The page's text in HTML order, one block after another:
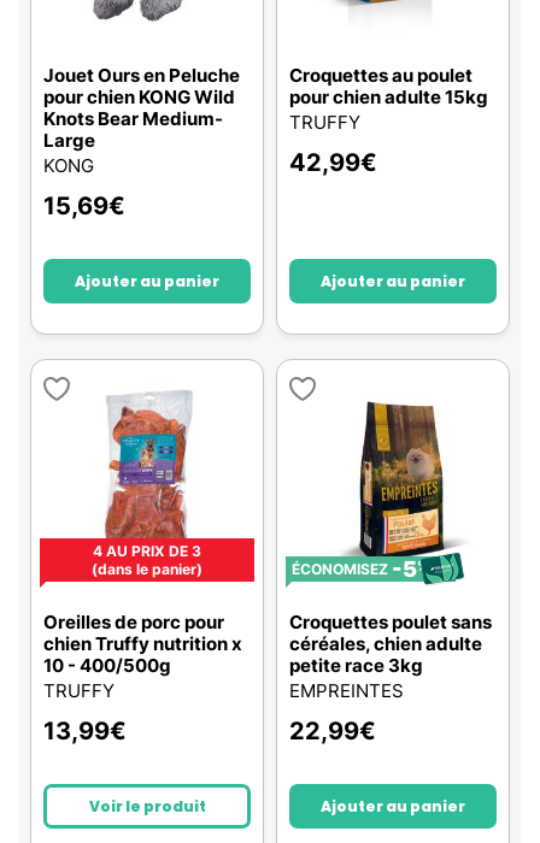
Jouet Ours en Peluche
pour chien KONG Wild
Knots Bear Medium-
Large
KONG
15,69€
Ajouter au panier
Croquettes au poulet
pour chien adulte 15kg
TRUFFY
42,99€
Ajouter au panier
4 AU PRIX DE 3
(dans le panier)
Oreilles de porc pour
chien Truffy nutrition x
10 - 400/500g
TRUFFY
13,99€
Voir le produit
ÉCONOMISEZ -5%
Croquettes poulet sans
céréales, chien adulte
petite race 3kg
EMPREINTES
22,99€
Ajouter au panier